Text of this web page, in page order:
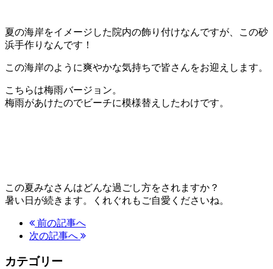
夏の海岸をイメージした院内の飾り付けなんですが、この砂
浜手作りなんです！
この海岸のように爽やかな気持ちで皆さんをお迎えします。
こちらは梅雨バージョン。
梅雨があけたのでビーチに模様替えしたわけです。
この夏みなさんはどんな過ごし方をされますか？
暑い日が続きます。くれぐれもご自愛くださいね。
前の記事へ
次の記事へ
カテゴリー